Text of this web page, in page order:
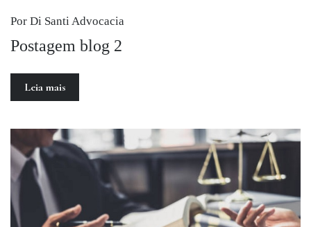
Por Di Santi Advocacia
Postagem blog 2
Leia mais